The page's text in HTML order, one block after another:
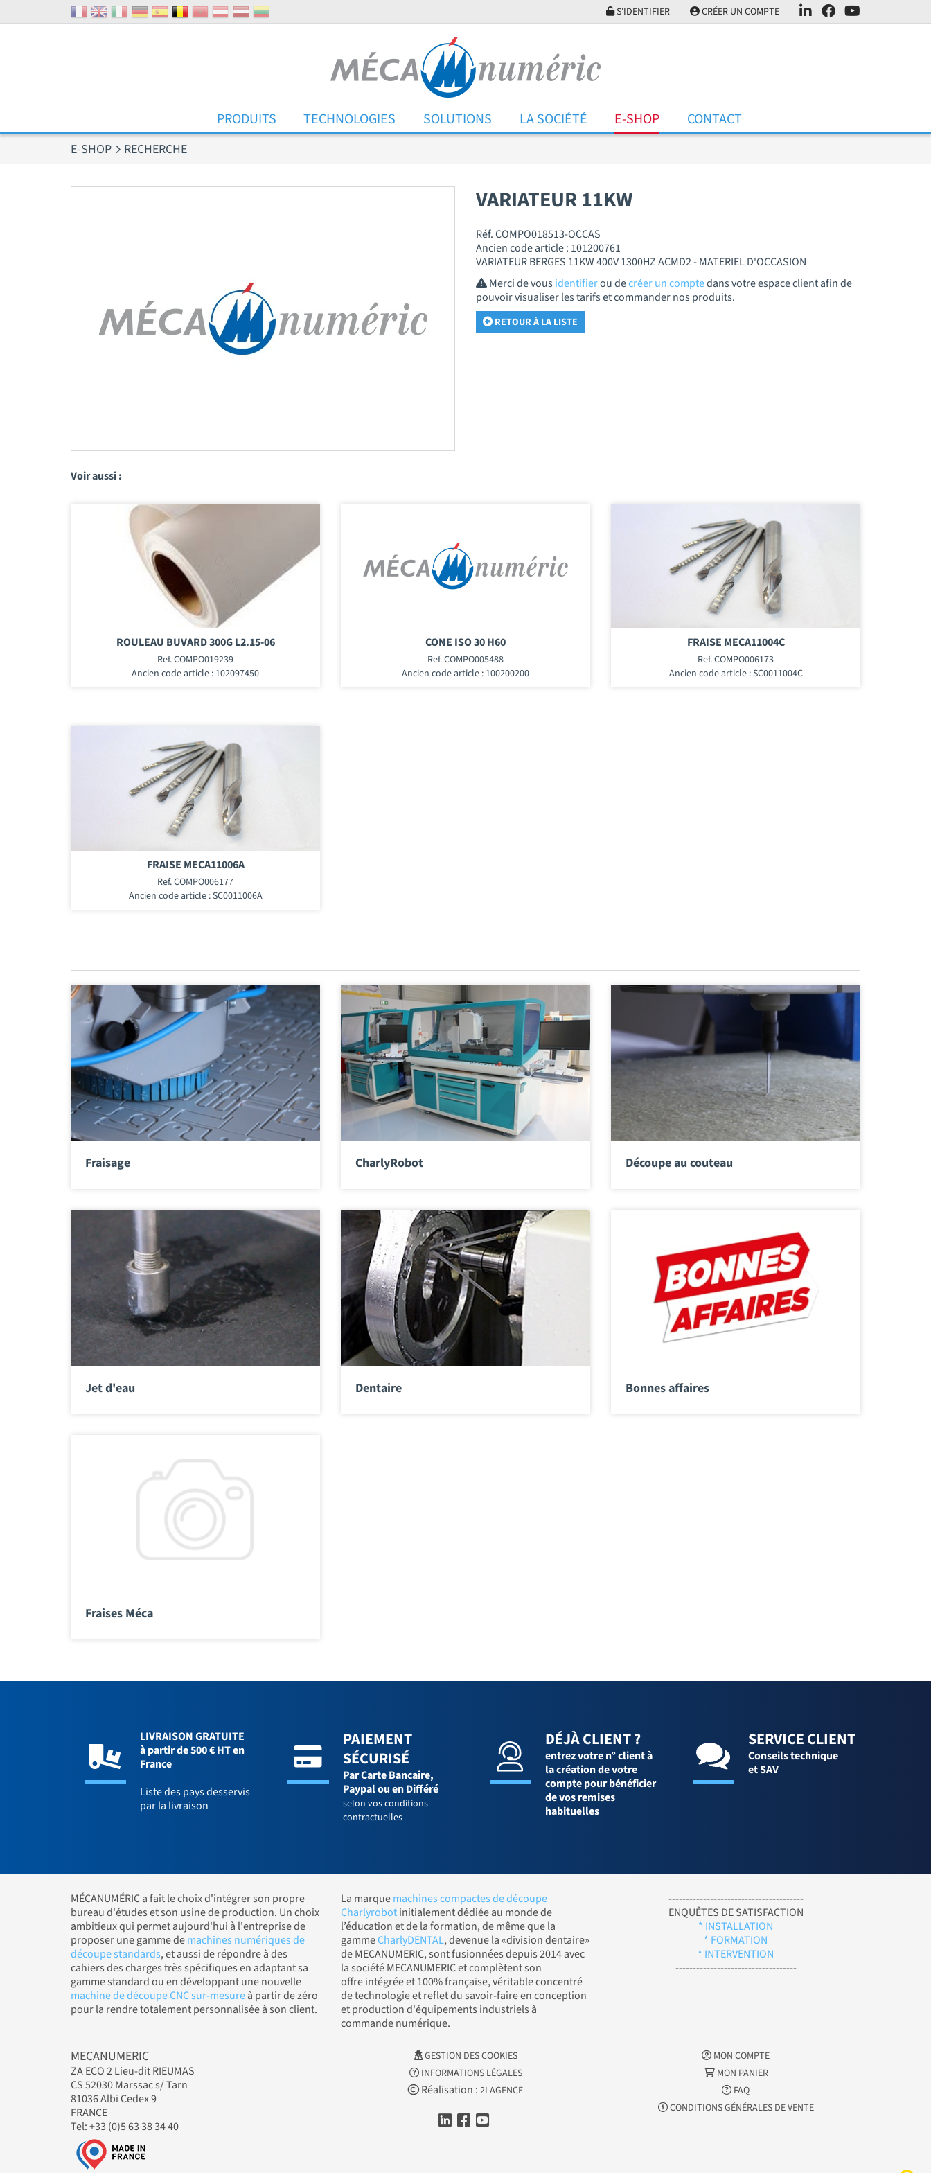
S'IDENTIFIER CRÉER UN COMPTE
PRODUITS TECHNOLOGIES SOLUTIONS LA SOCIÉTÉ E-SHOP CONTACT
E-SHOP RECHERCHE
VARIATEUR 11KW
Réf. COMPO018513-OCCAS
Ancien code article : 101200761
VARIATEUR BERGES 11KW 400V 1300HZ ACMD2 - MATERIEL D'OCCASION
Merci de vousidentifierou decréer un comptedans votre espace client afin de
pouvoir visualiser les tarifs et commander nos produits.
RETOUR À LA LISTE
Voir aussi :
ROULEAU BUVARD 300G L2.15-06
Ref. COMPO019239
Ancien code article : 102097450
CONE ISO 30 H60
Ref. COMPO005488
Ancien code article : 100200200
FRAISE MECA11004C
Ref. COMPO006173
Ancien code article : SC0011004C
FRAISE MECA11006A
Ref. COMPO006177
Ancien code article : SC0011006A
Fraisage CharlyRobot Découpe au couteau
Jet d'eau Dentaire Bonnes affaires
Fraises Méca
LIVRAISON GRATUITE
à partir de 500 € HT en
France
Liste des pays desservis
par la livraison
PAIEMENT
SÉCURISÉ
Par Carte Bancaire,
Paypal ou en Différé
selon vos conditions
contractuelles
DÉJÀ CLIENT ?
entrez votre n° client à
la création de votre
compte pour bénéficier
de vos remises
habituelles
SERVICE CLIENT
Conseils technique
et SAV
MÉCANUMÉRIC a fait le choix d'intégrer son propre
bureau d'études et son usine de production. Un choix
ambitieux qui permet aujourd'hui à l'entreprise de
proposer une gamme demachines numériques de
découpe standards, et aussi de répondre à des
cahiers des charges très spécifiques en adaptant sa
gamme standard ou en développant une nouvelle
machine de découpe CNC sur-mesureà partir de zéro
pour la rendre totalement personnalisée à son client.
La marquemachines compactes de découpe
Charlyrobotinitialement dédiée au monde de
l’éducation et de la formation, de même que la
gammeCharlyDENTAL, devenue la «division dentaire»
de MECANUMERIC, sont fusionnées depuis 2014 avec
la société MECANUMERIC et complètent son
offre intégrée et 100% française, véritable concentré
de technologie et reflet du savoir-faire en conception
et production d'équipements industriels à
commande numérique.
---------------------------------------
ENQUÊTES DE SATISFACTION
* INSTALLATION
* FORMATION
* INTERVENTION
-----------------------------------
MECANUMERIC
ZA ECO 2 Lieu-dit RIEUMAS
CS 52030 Marssac s/ Tarn
81036 Albi Cedex 9
FRANCE
Tel: +33 (0)5 63 38 34 40
GESTION DES COOKIES
INFORMATIONS LÉGALES
Réalisation : 2LAGENCE
MON COMPTE
MON PANIER
FAQ
CONDITIONS GÉNÉRALES DE VENTE
Panneau de gestion des cookies